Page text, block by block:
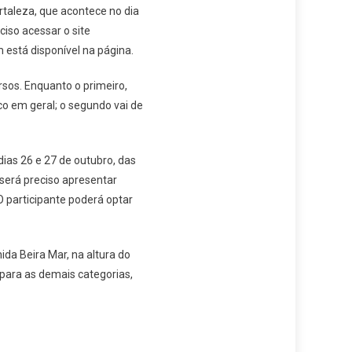
que acontece no dia
acessar o site
disponível na página.
Enquanto o primeiro,
em geral; o segundo vai de
26 e 27 de outubro, das
preciso apresentar
participante poderá optar
Beira Mar, na altura do
as demais categorias,